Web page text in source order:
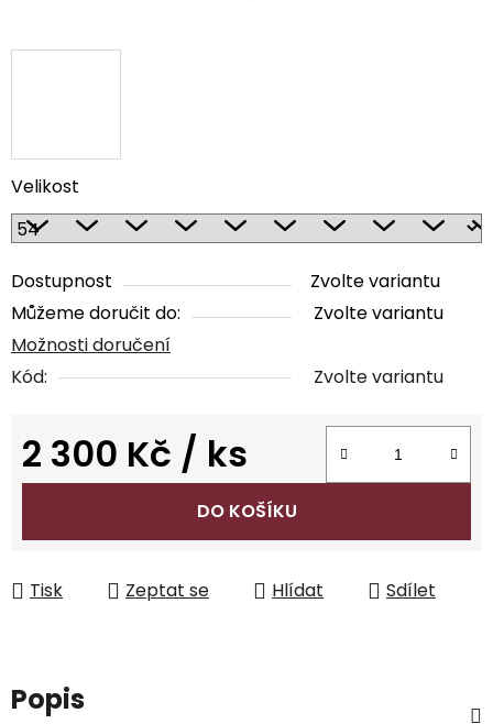
Velikost
Dostupnost
Zvolte variantu
Můžeme doručit do:
Zvolte variantu
Možnosti doručení
Kód:
Zvolte variantu
2 300 Kč / ks
Měrná cena:
DO KOŠÍKU
Tisk Zeptat se Hlídat Sdílet
Popis